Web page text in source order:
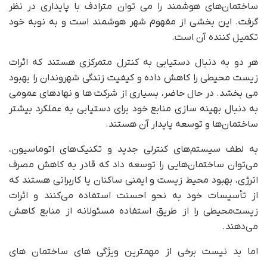
ساختمان‌های هوشمند را می توان مترادف با پایداری در نظر
گرفت. این بخشی از مفهوم شهر هوشمند است و به نوبه خود
تکمیل کننده آن است.
هر دو به دنبال دستیابی به کنترل متمرکزی هستند که اثرات
زیست محیطی را کاهش داده و کیفیت زندگی شهروندان را بهبود
می بخشد. در حال حاضر، بسیاری از شرکت ها و نهادهای عمومی
به دنبال بهینه سازی منابع خود برای دستیابی به عملکرد بیشتر
ساختمان‌ها و توسعه پایدار آن هستند.
به لطف سیستم‌های کنترلی جدید و تکنیک‌های اتوماسیون،
می‌توان ساختمان‌هایی را توسعه داد که قادر به کاهش مصرف
انرژی، بهبود محیط زیست و ایمنی ساکنان یا کاربرانی هستند که
از تأسیسات خود به نحو احسنت استفاده می‌کنند و اثرات
زیست‌محیطی را از طریق استفاده مسئولانه از منابع کاهش
می‌دهند.
اما بد نیست برخی از مهمترین ویژگی های ساختمان های